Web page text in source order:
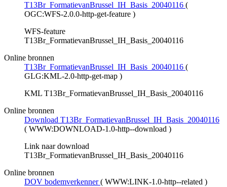
T13Br_FormatievanBrussel_IH_Basis_20040116 (
OGC:WFS-2.0.0-http-get-feature )
WFS-feature
T13Br_FormatievanBrussel_IH_Basis_20040116
Online bronnen
T13Br_FormatievanBrussel_IH_Basis_20040116 (
GLG:KML-2.0-http-get-map )
KML T13Br_FormatievanBrussel_IH_Basis_20040116
Online bronnen
Download T13Br_FormatievanBrussel_IH_Basis_20040116
( WWW:DOWNLOAD-1.0-http--download )
Link naar download
T13Br_FormatievanBrussel_IH_Basis_20040116
Online bronnen
DOV bodemverkenner ( WWW:LINK-1.0-http--related )